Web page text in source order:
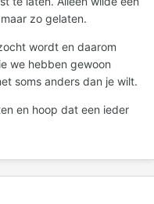
zo gelaten.
wordt en daarom
we hebben gewoon
soms anders dan je wilt.
en hoop dat een ieder